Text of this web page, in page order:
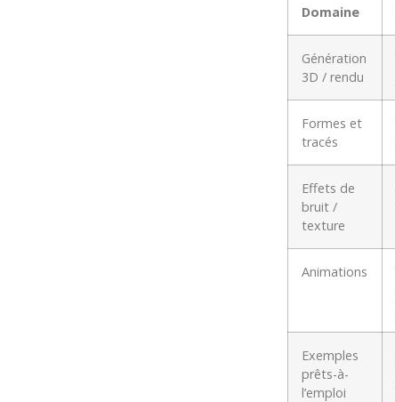
Domaine
Génération
3D / rendu
Formes et
tracés
Effets de
bruit /
texture
Animations
Exemples
prêts-à-
l’emploi